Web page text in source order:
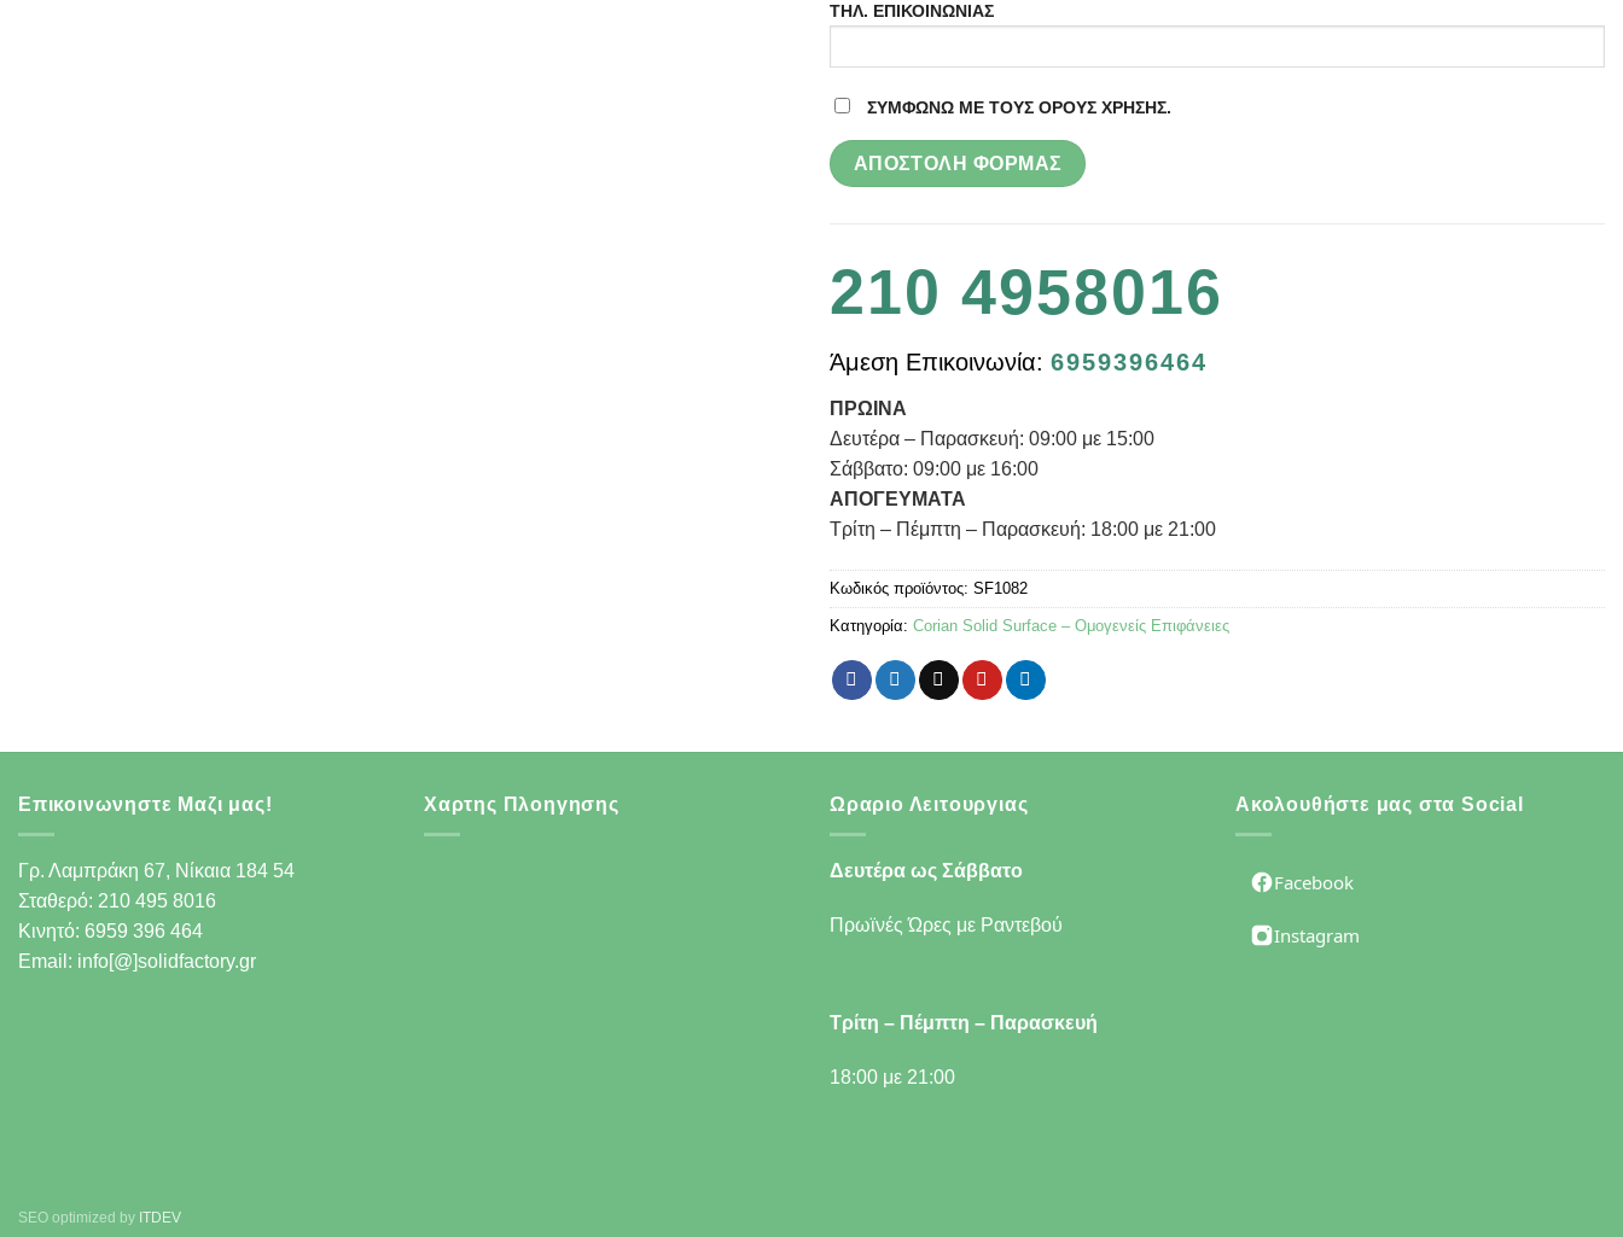
ΤΗΛ. ΕΠΙΚΟΙΝΩΝΙΑΣ
ΣΥΜΦΩΝΩ ΜΕ ΤΟΥΣ ΟΡΟΥΣ ΧΡΗΣΗΣ.
210 4958016
Άμεση Επικοινωνία: 6959396464
ΠΡΩΙΝΑ
Δευτέρα – Παρασκευή: 09:00 με 15:00
Σάββατο: 09:00 με 16:00
ΑΠΟΓΕΥΜΑΤΑ
Τρίτη – Πέμπτη – Παρασκευή: 18:00 με 21:00
Κωδικός προϊόντος: SF1082
Κατηγορία: Corian Solid Surface – Ομογενείς Επιφάνειες
Επικοινωνηστε Μαζι μας!
Γρ. Λαμπράκη 67, Νίκαια 184 54
Σταθερό: 210 495 8016
Κινητό: 6959 396 464
Email: info[@]solidfactory.gr
Χαρτης Πλοηγησης Ωραριο Λειτουργιας
Δευτέρα ως Σάββατο
Πρωϊνές Ώρες με Ραντεβού
Τρίτη – Πέμπτη – Παρασκευή
18:00 με 21:00
Ακολουθήστε μας στα Social
Facebook
Instagram
SEO optimized by ITDEV